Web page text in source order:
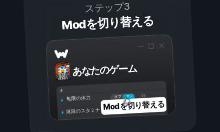
ステップ3
Modを切り替える
あなたのゲーム
オン
オフ
無限の体力
無限のスタミナ Modを切り替える